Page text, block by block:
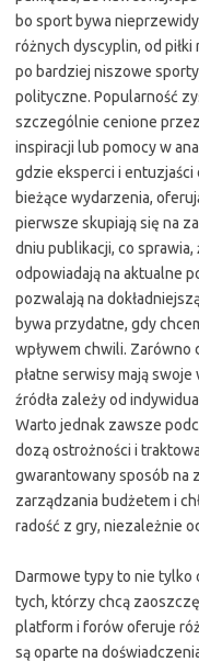
bo sport bywa
różnych dyscyplin, od
po bardziej niszowe
polityczne. Popularność
szczególnie cenione
inspiracji lub pomocy w
gdzie eksperci i entuzjaści
bieżące wydarzenia,
pierwsze skupiają się na
dniu publikacji, co
odpowiadają na aktualne
pozwalają na
bywa przydatne, gdy
wpływem chwili. Zarówno
płatne serwisy mają
źródła zależy od
Warto jednak zawsze
dozą ostrożności i
gwarantowany sposób na
zarządzania budżetem i
radość z gry, niezależnie
Darmowe typy to nie tylko
tych, którzy chcą
platform i forów oferuje
są oparte na